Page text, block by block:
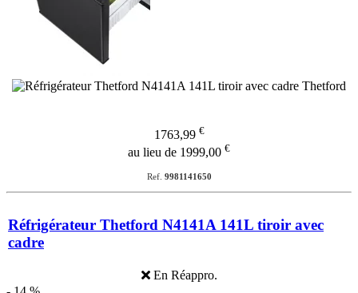
1763,99 €
au lieu de 1999,00 €
Ref. 9981141650
Réfrigérateur Thetford N4141A 141L tiroir avec
cadre
En Réappro.